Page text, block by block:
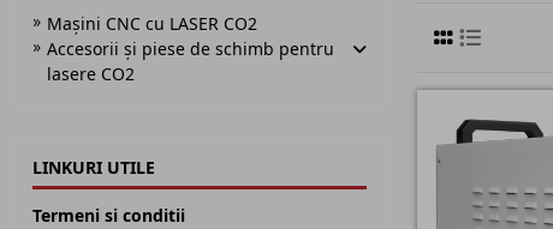
Mașini CNC cu LASER CO2
Accesorii și piese de schimb pentru
lasere CO2
LINKURI UTILE
Termeni si conditii